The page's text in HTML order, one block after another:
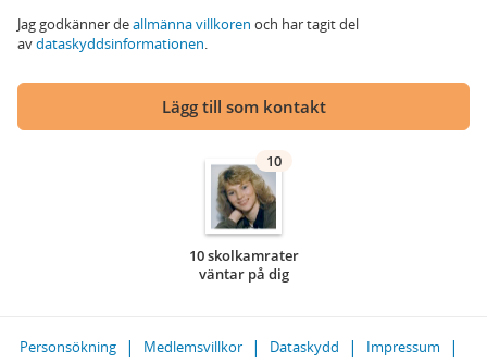
Jag godkänner deallmänna villkoren och har tagit del
avdataskyddsinformationen.
Lägg till som kontakt
10
10 skolkamrater
väntar på dig
Personsökning Medlemsvillkor Dataskydd
Impressum